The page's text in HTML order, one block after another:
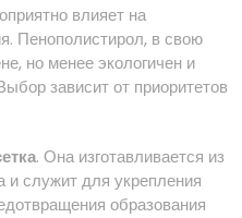
влияет на
Пенополистирол, в свою
но менее экологичен и
зависит от приоритетов
. Она изготавливается из
и служит для укрепления
образования